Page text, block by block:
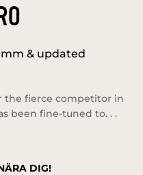
& updated
the fierce competitor in
been fine-tuned to. . .
DIG!